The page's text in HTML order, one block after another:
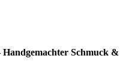
Schmuck &